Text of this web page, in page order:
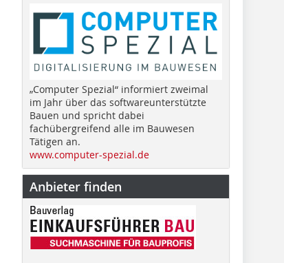
„Computer Spezial“ informiert zweimal
im Jahr über das softwareunterstützte
Bauen und spricht dabei
fachübergreifend alle im Bauwesen
Tätigen an.
www.computer-spezial.de
Anbieter finden